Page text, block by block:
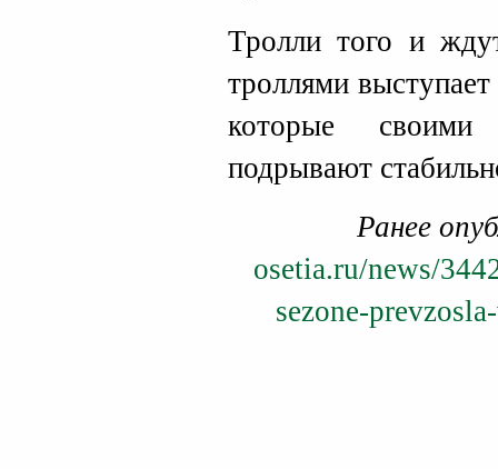
Тролли того и
троллями
которые своими
подрывают
Ранее
osetia.ru/news/
sezone-